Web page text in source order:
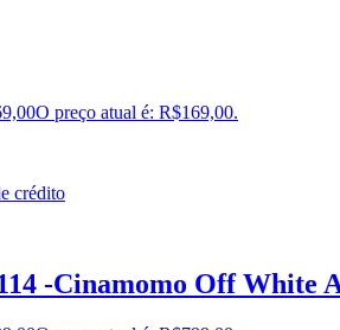
O preço atual é: R$169,00.
crédito
-Cinamomo Off White